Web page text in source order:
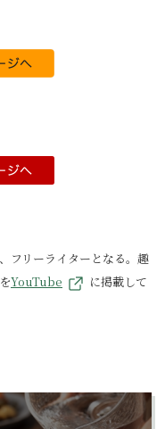
フリーライターとなる。趣
YouTube
に掲載して